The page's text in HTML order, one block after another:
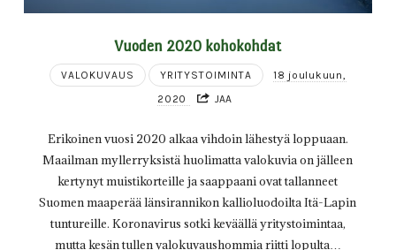
Vuoden 2020 kohokohdat
VALOKUVAUS YRITYSTOIMINTA
18 joulukuun,
2020
JAA
Erikoinen vuosi 2020 alkaa vihdoin lähestyä loppuaan.
Maailman myllerryksistä huolimatta valokuvia on jälleen
kertynyt muistikorteille ja saappaani ovat tallanneet
Suomen maaperää länsirannikon kallioluodoilta Itä-Lapin
tuntureille. Koronavirus sotki keväällä yritystoimintaa,
mutta kesän tullen valokuvaushommia riitti lopulta…